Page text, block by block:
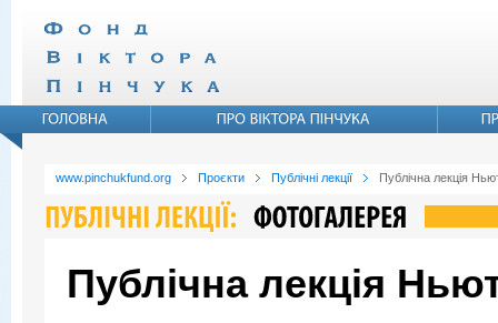
www.pinchukfund.org Проєкти Публічні лекції Публічна лекція
Публічна лекція